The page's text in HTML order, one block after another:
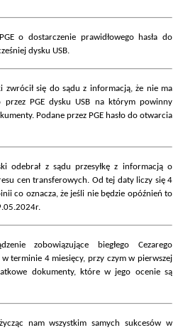
o dostarczenie prawidłowego hasła do
dysku USB.
zwrócił się do sądu z informacją, że nie ma
przez PGE dysku USB na którym powinny
Podane przez PGE hasło do otwarcia
odebrał z sądu przesyłkę z informacją o
cen transferowych. Od tej daty liczy się 4
co oznacza, że jeśli nie będzie opóźnień to
zobowiązujące biegłego Cezarego
terminie 4 miesięcy, przy czym w pierwszej
dokumenty, które w jego ocenie są
nam wszystkim samych sukcesów w